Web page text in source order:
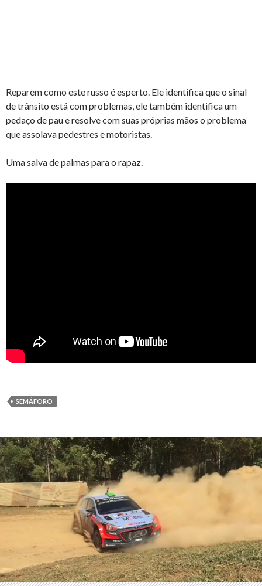
Reparem como este russo é esperto. Ele identifica que o sinal
de trânsito está com problemas, ele também identifica um
pedaço de pau e resolve com suas próprias mãos o problema
que assolava pedestres e motoristas.
Uma salva de palmas para o rapaz.
SEMÁFORO